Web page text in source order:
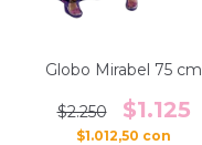
Globo Mirabel 75 cm
$2.250 $1.125
$1.012,50 con